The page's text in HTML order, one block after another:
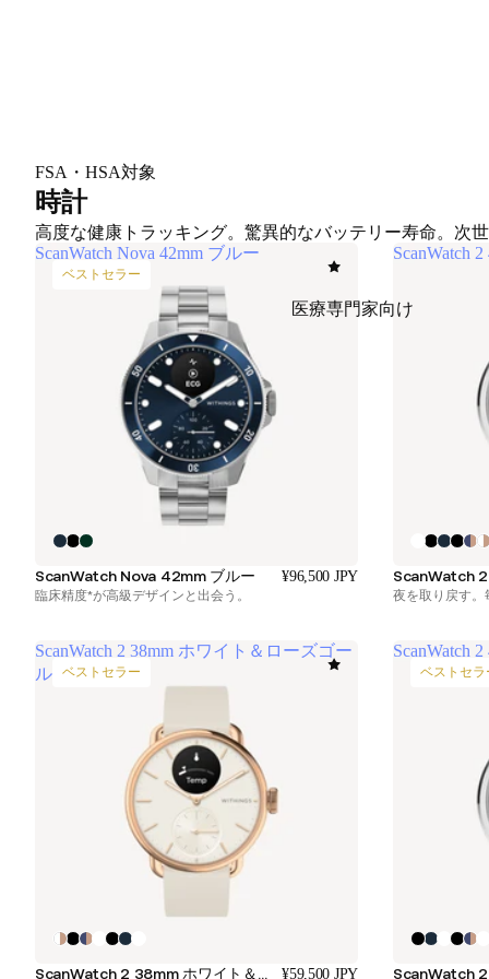
医療専門家向け
FSA・HSA対象
時計
高度な健康トラッキング。驚異的なバッテリー寿命。次
ScanWatch Nova 42mm ブルー
ベストセラー
ScanWatch Nova 42mm ブルー ¥96,500 JPY
臨床精度*が高級デザインと出会う。
ScanWatch
夜を取り戻す。
ScanWatch 2 38mm ホワイト＆ローズゴー
ルドベストセラー
ScanWatch 2 38mm ホワイト＆ローズゴールド ¥59,500 JPY
ScanWatch
ベストセラ
ScanWatch